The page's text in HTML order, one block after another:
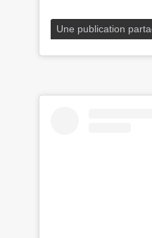
Une publication